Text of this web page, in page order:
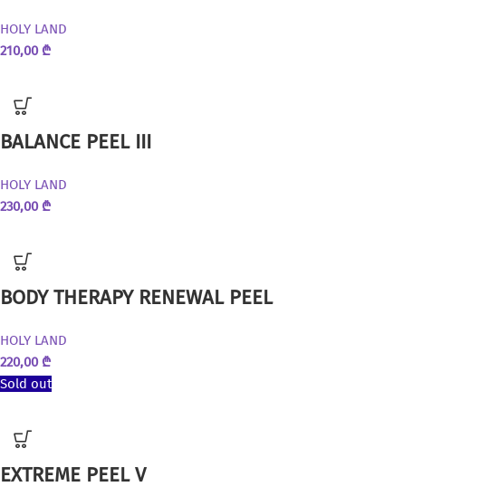
HOLY LAND
210,00₾
BALANCE PEEL III
HOLY LAND
230,00₾
BODY THERAPY RENEWAL PEEL
HOLY LAND
220,00₾
Sold out
EXTREME PEEL V